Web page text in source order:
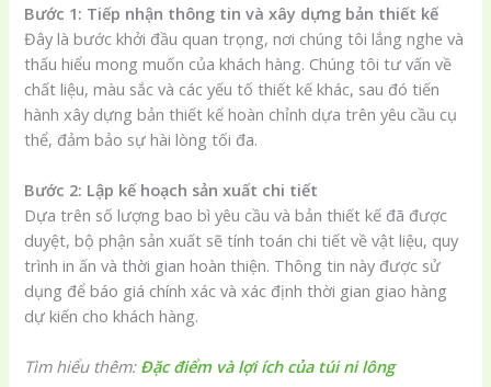
Bước 1: Tiếp nhận thông tin và xây dựng bản thiết kế
Đây là bước khởi đầu quan trọng, nơi chúng tôi lắng nghe và
thấu hiểu mong muốn của khách hàng. Chúng tôi tư vấn về
chất liệu, màu sắc và các yếu tố thiết kế khác, sau đó tiến
hành xây dựng bản thiết kế hoàn chỉnh dựa trên yêu cầu cụ
thể, đảm bảo sự hài lòng tối đa.
Bước 2: Lập kế hoạch sản xuất chi tiết
Dựa trên số lượng bao bì yêu cầu và bản thiết kế đã được
duyệt, bộ phận sản xuất sẽ tính toán chi tiết về vật liệu, quy
trình in ấn và thời gian hoàn thiện. Thông tin này được sử
dụng để báo giá chính xác và xác định thời gian giao hàng
dự kiến cho khách hàng.
Tìm hiểu thêm: Đặc điểm và lợi ích của túi ni lông